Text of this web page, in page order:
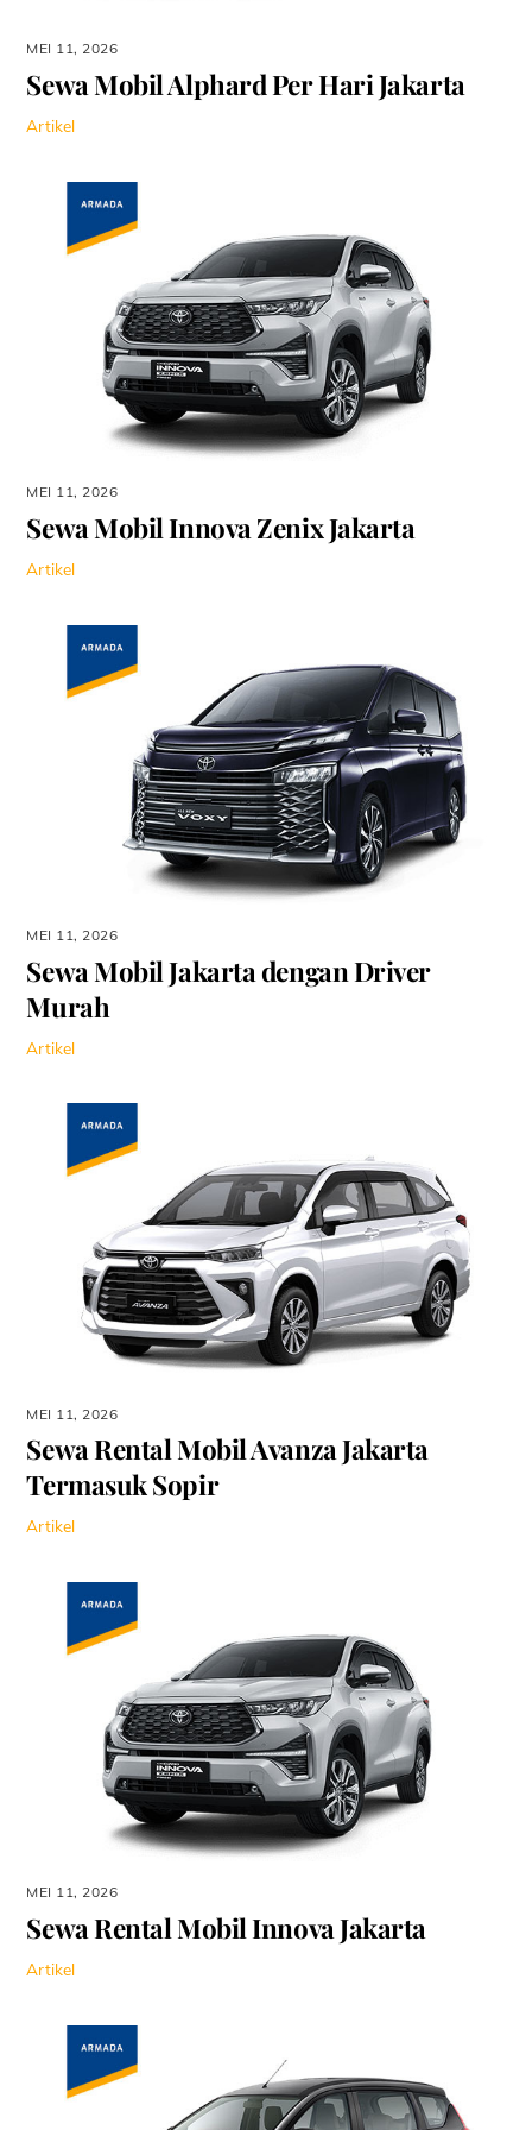
MEI 11, 2026
Sewa Mobil Alphard Per Hari Jakarta
Artikel
MEI 11, 2026
Sewa Mobil Innova Zenix Jakarta
Artikel
MEI 11, 2026
Sewa Mobil Jakarta dengan Driver
Murah
Artikel
MEI 11, 2026
Sewa Rental Mobil Avanza Jakarta
Termasuk Sopir
Artikel
MEI 11, 2026
Sewa Rental Mobil Innova Jakarta
Artikel